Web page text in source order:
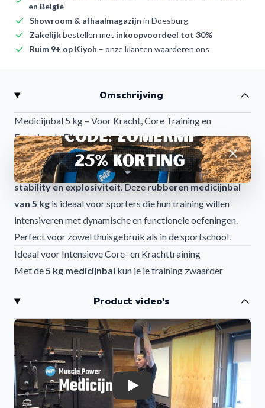
en België
Showroom & afhaalmagazijn in Doesburg
Zakelijkbestellen met inkoopvoordeel tot 30%
Ruim 9+ op Kiyoh – onze klanten waarderen ons
Omschrijving
Medicijnbal 5 kg – Voor Kracht, Core Training en
Functionele Fitness
Demedicijnbal 5 kgis een veelzijdige en effectieve
trainingsbal voor het verbeteren vankracht, core
stability en explosiviteit. Dezerubberen medicijnbal
van 5 kg is ideaal voor sporters die hun training willen
intensiveren met dynamische en functionele oefeningen.
Perfect voor zowel thuisgebruik als in de sportschool.
Ideaal voor Intensieve Core- en Krachttraining
Met de5 kg medicijnbal kun je je training zwaarder
Geschikt voor:
Core workouts
Krachttraining
Cross training
Functionele fitness
Explosieve oefeningen (throws & slams)
Stevige Grip en Veilig Trainen
Product video's
Play
Afwijzen